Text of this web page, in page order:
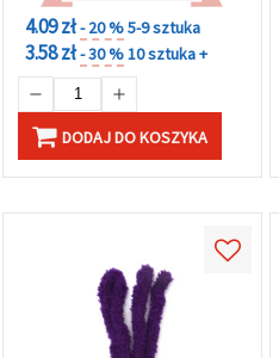
4.09 zł- 20 %5-9 sztuka
3.58 zł- 30 %10 sztuka +
DODAJ DO KOSZYKA